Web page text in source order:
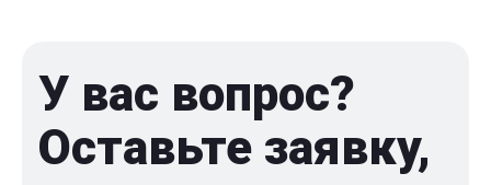
У вас вопрос?
Оставьте заявку,